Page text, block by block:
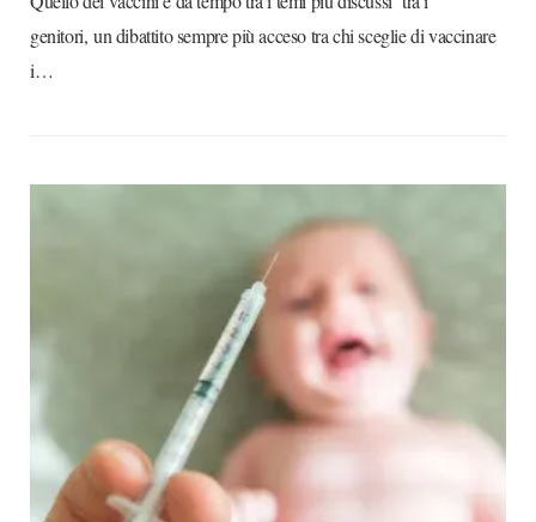
genitori, un dibattito sempre più acceso tra chi sceglie di vaccinare
i…